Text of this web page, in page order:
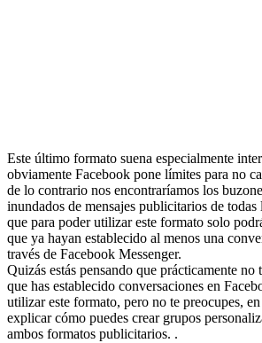
Este último formato suena especialmente
obviamente Facebook pone límites para no
de lo contrario nos encontraríamos los
inundados de mensajes publicitarios de todas
que para poder utilizar este formato solo
que ya hayan establecido al menos una
través de Facebook Messenger.
Quizás estás pensando que prácticamente no
que has establecido conversaciones en
utilizar este formato, pero no te preocupes,
explicar cómo puedes crear grupos
ambos formatos publicitarios. .